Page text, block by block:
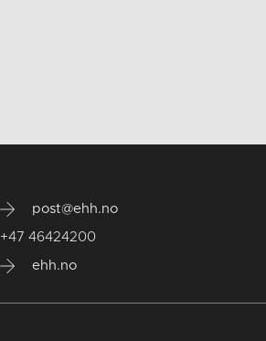
post@ehh.no
+47 46424200
ehh.no